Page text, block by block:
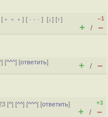
[ ﹢﹢﹢] [ · · ·][↓] [↑]
–1
+ / –
] [^^^] [ответить]
+ / –
[^] [^^] [^^^] [ответить]
+3
+ / –